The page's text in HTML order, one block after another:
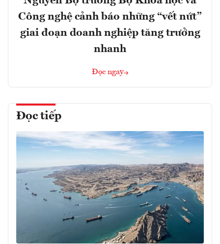
Công nghệ cảnh báo những “vết nứt”
giai đoạn doanh nghiệp tăng trưởng
nhanh
Đọc ngay
Đọc tiếp